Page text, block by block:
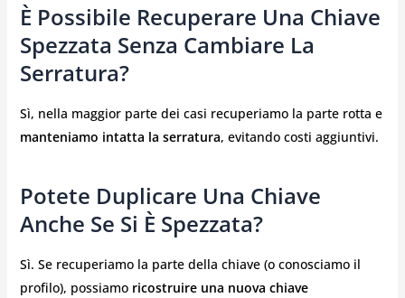
È Possibile Recuperare Una Chiave
Spezzata Senza Cambiare La
Serratura?
Sì, nella maggior parte dei casi recuperiamo la parte rotta e
manteniamo intatta la serratura, evitando costi aggiuntivi.
Potete Duplicare Una Chiave
Anche Se Si È Spezzata?
Sì. Se recuperiamo la parte della chiave (o conosciamo il
profilo), possiamo ricostruire una nuova chiave